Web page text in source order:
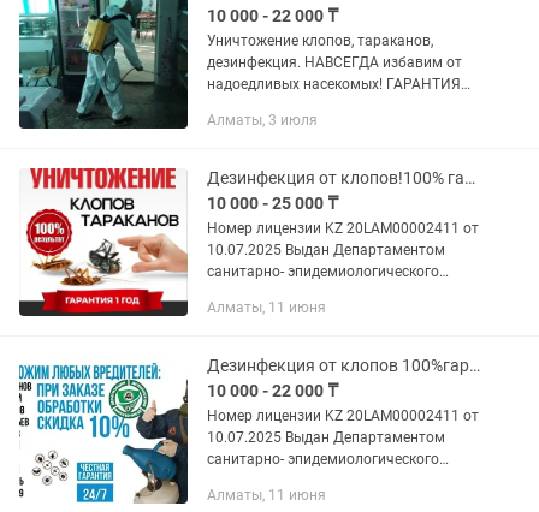
10 000 - 22 000 ₸
Уничтожение клопов, тараканов,
дезинфекция. НАВСЕГДА избавим от
надоедливых насекомых! ГАРАНТИЯ
БЫСТРО! Время одной обработки 60
каждый угол...
Алматы, 3 июля
Дезинфекция от клопов!100% гарантия
10 000 - 25 000 ₸
Номер лицензии KZ 20LAM00002411 от
10.07.2025 Выдан Департаментом
санитарно- эпидемиологического
эпидемиологического контроля
Алматы, 11 июня
Дезинфекция от клопов 100%гарантия!
10 000 - 22 000 ₸
Номер лицензии KZ 20LAM00002411 от
10.07.2025 Выдан Департаментом
санитарно- эпидемиологического
эпидемиологического контроля
Алматы, 11 июня